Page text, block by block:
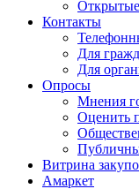
Контакты
Для
Для
Опросы
Мнения
Оценить
Витрина
Амаркет